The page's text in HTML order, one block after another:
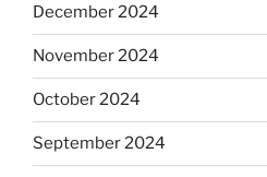
December 2024
November 2024
October 2024
September 2024